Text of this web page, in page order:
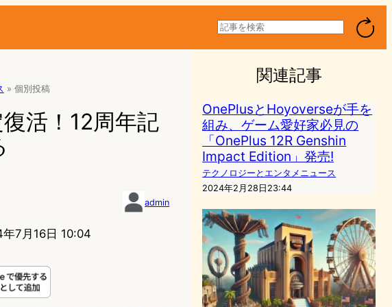
検
索
» 個別投稿
活！12周年記
admin
7月16日 10:04
関連記事
OnePlusとHoyoverseが手を
組み、ゲーム愛好家必見の
「OnePlus 12R Genshin
Impact Edition」発売!
テクノロジーとエンタメニュース
2024年2月28日23:44